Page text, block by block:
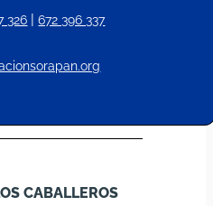
326 |672 396 337
CABALLEROS